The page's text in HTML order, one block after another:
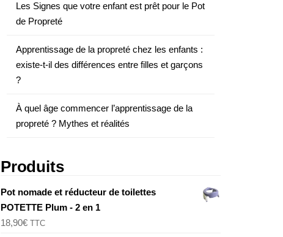
Les Signes que votre enfant est prêt pour le Pot
de Propreté
Apprentissage de la propreté chez les enfants :
existe-t-il des différences entre filles et garçons
?
À quel âge commencer l’apprentissage de la
propreté ? Mythes et réalités
Produits
Pot nomade et réducteur de toilettes
POTETTE Plum - 2 en 1
18,90€ TTC